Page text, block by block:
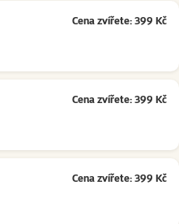
Cena zvířete: 399 Kč
Cena zvířete: 399 Kč
Cena zvířete: 399 Kč